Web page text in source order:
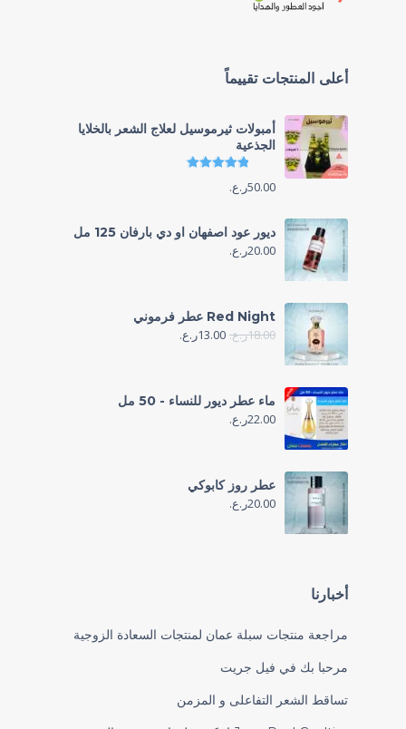
أعلى المنتجات تقييماً
أمبولات ثيرموسيل لعلاج الشعر بالخلايا
الجذعية
تم التقييم
50.00ر.ع.
ديور عود اصفهان او دي بارفان 125 مل
20.00ر.ع.
Red Night عطر فرموني
18.00ر.ع. 13.00ر.ع.
ماء عطر ديور للنساء - 50 مل
22.00ر.ع.
عطر روز كابوكي
20.00ر.ع.
أخبارنا
مراجعة منتجات سبلة عمان لمنتجات السعادة الزوجية
مرحبا بك في فيل جريت
تساقط الشعر التفاعلى و المزمن